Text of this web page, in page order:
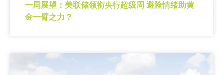
一周展望：美联储领衔央行超级周 避险情绪助黄
金一臂之力？